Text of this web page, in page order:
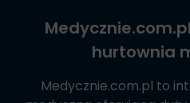
Medycznie.com.pl
hurtownia
Medycznie.com.pl to